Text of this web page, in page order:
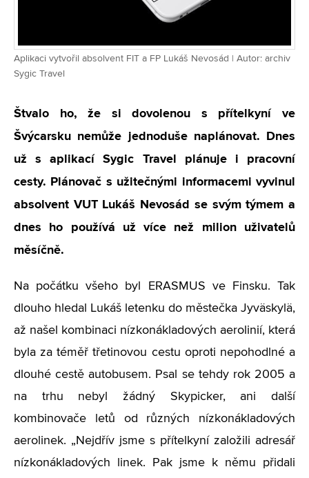
Aplikaci vytvořil absolvent FIT a FP Lukáš Nevosád | Autor: archiv
Sygic Travel
Štvalo ho, že si dovolenou s přítelkyní ve
Švýcarsku nemůže jednoduše naplánovat. Dnes
už s aplikací Sygic Travel plánuje i pracovní
cesty. Plánovač s užitečnými informacemi vyvinul
absolvent VUT Lukáš Nevosád se svým týmem a
dnes ho používá už více než milion uživatelů
měsíčně.
Na počátku všeho byl ERASMUS ve Finsku. Tak
dlouho hledal Lukáš letenku do městečka Jyväskylä,
až našel kombinaci nízkonákladových aerolinií, která
byla za téměř třetinovou cestu oproti nepohodlné a
dlouhé cestě autobusem. Psal se tehdy rok 2005 a
na trhu nebyl žádný Skypicker, ani další
kombinovače letů od různých nízkonákladových
aerolinek. „Nejdřív jsme s přítelkyní založili adresář
nízkonákladových linek. Pak jsme k němu přidali